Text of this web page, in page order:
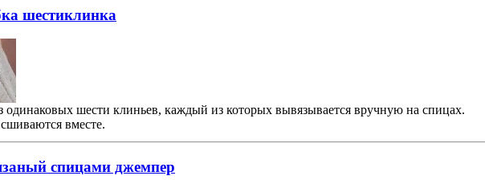
шестиклинка
шести клиньев, каждый из которых вывязывается вручную на спицах.
вместе.
спицами джемпер